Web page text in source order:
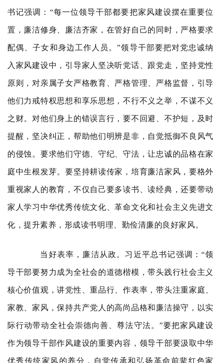
书记强调：“每一位领导干部都要把家风建设摆在重要位
置，廉洁修身、廉洁齐家，在管好自己的同时，严格要求
配偶、子女和身边工作人员。”领导干部要把对党忠诚纳
入家风建设中，引导家人坚决听党话、跟党走，坚持党性
原则，对亲属子女严格教育、严格管理、严格监督，引导
他们力戒特权思想和享乐思想，不行不义之举，不谋不义
之财。对他们身上的错误言行，要不回避、不护短，及时
提醒，坚决纠正，帮助他们明辨是非，自觉抵御不良风气
的侵蚀。要求他们守德、守纪、守法，让忠诚的品格在家
庭中生根发芽。要坚持耕读传家，培育廉洁家风，要格外
重视家人的教育，不仅自己要多读书、读经典，还要带动
家人学习中华优秀传统文化、革命文化和社会主义先进文
化，提升素养，形成读书明理、勤俭清廉的良好家风。
当好表率，廉洁从政。习近平总书记强调：“领
导干部要努力成为全社会的道德楷模，带头践行社会主义
核心价值观，讲党性、重品行、作表率，带头注重家庭、
家教、家风，保持共产党人的高尚品格和廉洁操守，以实
际行动带动全社会崇德向善、尊法守法。”要把家风建设
作为领导干部作风建设的重要内容，领导干部要汲取中华
优秀传统家风的养分，自觉传承和弘扬革命前辈红色家